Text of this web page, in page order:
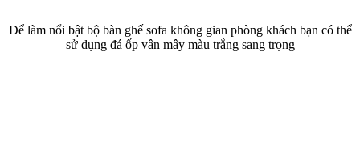
Để làm nổi bật bộ bàn ghế sofa không gian phòng khách bạn có thể
sử dụng đá ốp vân mây màu trắng sang trọng